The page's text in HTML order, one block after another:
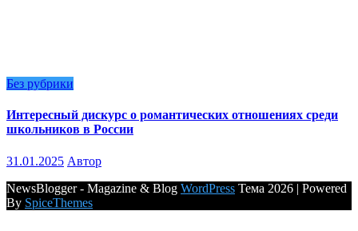
Без рубрики
Интересный дискурс о романтических отношениях среди
школьников в России
31.01.2025 Автор
NewsBlogger - Magazine & Blog WordPress Тема 2026 | Powered
By SpiceThemes